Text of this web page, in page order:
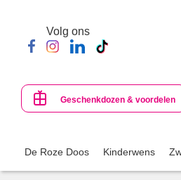
content
Volg ons
Geschenkdozen & voordelen
De Roze Doos Kinderwens